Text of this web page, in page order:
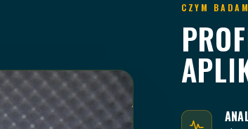
CZYM